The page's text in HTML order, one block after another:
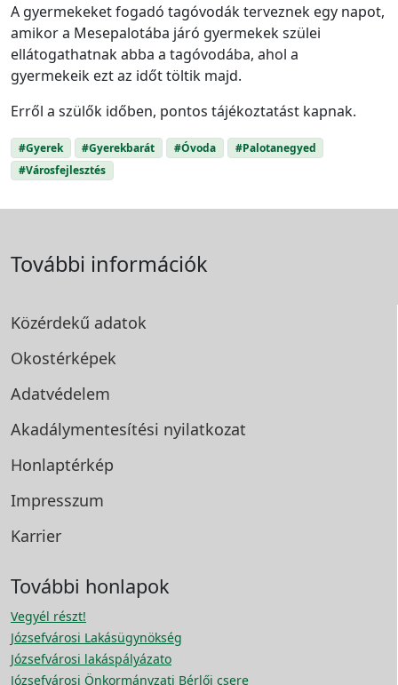
A gyermekeket fogadó tagóvodák terveznek egy napot,
amikor a Mesepalotába járó gyermekek szülei
ellátogathatnak abba a tagóvodába, ahol a
gyermekeik ezt az időt töltik majd.
Erről a szülők időben, pontos tájékoztatást kapnak.
#Gyerek #Gyerekbarát #Óvoda
#Palotanegyed
#Városfejlesztés
További információk
Közérdekű adatok
Okostérképek
Adatvédelem
Akadálymentesítési nyilatkozat
Honlaptérkép
Impresszum
Karrier
További honlapok
Vegyél részt!
Józsefvárosi Lakásügynökség
Józsefvárosi lakáspályázato
Józsefvárosi Önkormányzati Bérlői csere